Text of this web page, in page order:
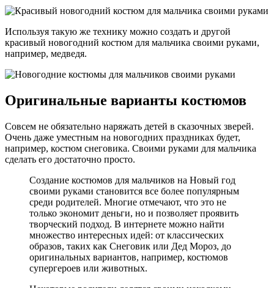
Используя такую же технику можно создать и другой
красивый новогодний костюм для мальчика своими руками,
например, медведя.
Оригинальные варианты костюмов
Совсем не обязательно наряжать детей в сказочных зверей.
Очень даже уместным на новогодних праздниках будет,
например, костюм снеговика. Своими руками для мальчика
сделать его достаточно просто.
Создание костюмов для мальчиков на Новый год
своими руками становится все более популярным
среди родителей. Многие отмечают, что это не
только экономит деньги, но и позволяет проявить
творческий подход. В интернете можно найти
множество интересных идей: от классических
образов, таких как Снеговик или Дед Мороз, до
оригинальных вариантов, например, костюмов
супергероев или животных.